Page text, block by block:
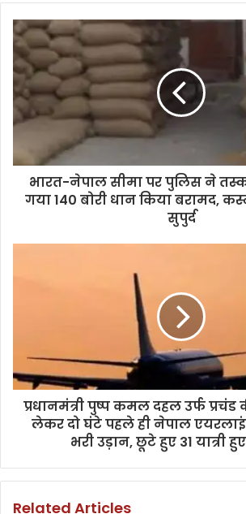
भारत-नेपाल सीमा पर पुलिस ने
गया 140 बोरी धान किया बरामद,
सुपुर्द
प्रधानमंत्री पुष्प कमल दहल उर्फ प्रचंड
लेकर दो घंटे पहले ही नेपाल
भरी उड़ान, छूटे हुए 31 यात्री
Related Articles